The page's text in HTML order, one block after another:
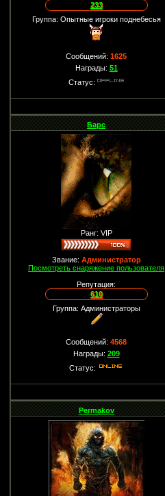
233
Группа: Опытные игроки поднебесья
Сообщений:1625
Награды: 51
Статус:
Барс
Ранг: VIP
Звание: Администратор
Посмотреть снаряжение пользователя
Репутация:
610
Группа: Администраторы
Сообщений:4568
Награды: 209
Статус:
Permakov